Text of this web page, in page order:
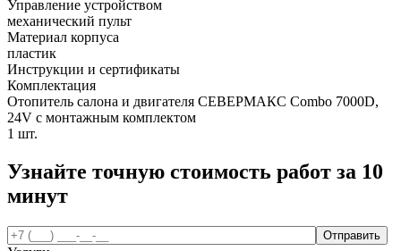
Управление устройством
механический пульт
Материал корпуса
пластик
Инструкции и сертификаты
Комплектация
Отопитель салона и двигателя СЕВЕРМАКС Combo 7000D,
24V с монтажным комплектом
1 шт.
Узнайте точную стоимость работ за 10
минут